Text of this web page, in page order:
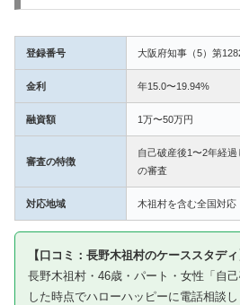
登録番号 大阪府知事（5）第
金利 年15.0〜19.94%
融資額 1万〜50万円
審査の特徴
自己破産後1〜2年経
の審査
対応地域 木祖村を含む全国対応
【口コミ：長野木祖村のケーススタディ
長野木祖村・46歳・パート・女性「自
した時点でハローハッピーに電話相談